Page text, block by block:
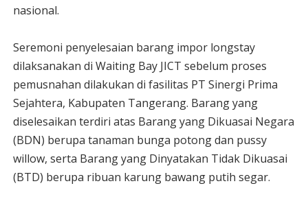
nasional.
Seremoni penyelesaian barang impor longstay
dilaksanakan di Waiting Bay JICT sebelum proses
pemusnahan dilakukan di fasilitas PT Sinergi Prima
Sejahtera, Kabupaten Tangerang. Barang yang
diselesaikan terdiri atas Barang yang Dikuasai Negara
(BDN) berupa tanaman bunga potong dan pussy
willow, serta Barang yang Dinyatakan Tidak Dikuasai
(BTD) berupa ribuan karung bawang putih segar.